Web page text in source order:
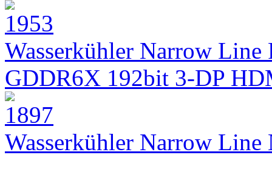
Wasserkühler Narrow Line
GDDR6X 192bit 3-DP
Wasserkühler Narrow